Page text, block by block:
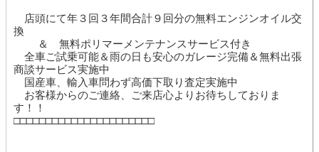
店頭にて年３回３年間合計９回分の無料エンジンオイル交
換
＆ 無料ポリマーメンテナンスサービス付き
全車ご試乗可能＆雨の日も安心のガレージ完備＆無料出張
商談サービス実施中
国産車、輸入車問わず高価下取り査定実施中
お客様からのご連絡、ご来店心よりお待ちしておりま
す！！
□□□□□□□□□□□□□□□□□□□□□□